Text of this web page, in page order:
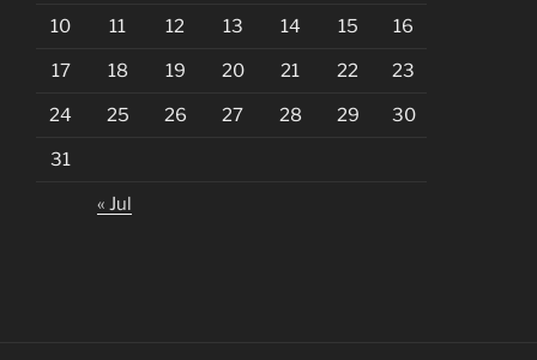
10 11 12 13 14 15 16
17 18 19 20 21 22 23
24 25 26 27 28 29 30
31
« Jul